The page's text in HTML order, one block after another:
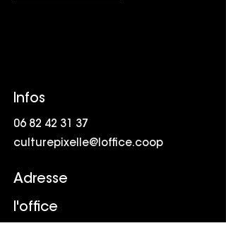
Infos
06 82 42 31 37
culturepixelle@loffice.coop
Adresse
l'office